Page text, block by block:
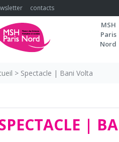
contacts
MSH
Paris
Nord
> Spectacle | Bani Volta
|